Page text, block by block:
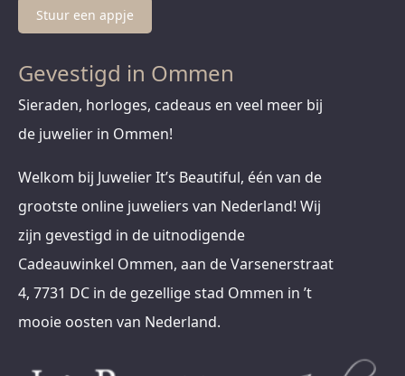
Stuur een appje
Gevestigd in Ommen
Sieraden, horloges, cadeaus en veel meer bij
de juwelier in Ommen!
Welkom bij Juwelier It’s Beautiful, één van de
grootste online juweliers van Nederland! Wij
zijn gevestigd in de uitnodigende
Cadeauwinkel Ommen, aan de Varsenerstraat
4, 7731 DC in de gezellige stad Ommen in ’t
mooie oosten van Nederland.